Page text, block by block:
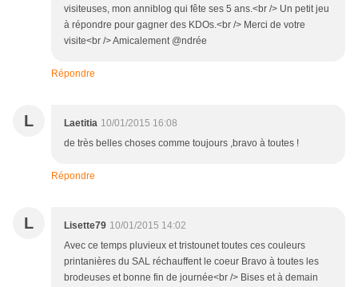
visiteuses, mon anniblog qui fête ses 5 ans.<br /> Un petit jeu
à répondre pour gagner des KDOs.<br /> Merci de votre
visite<br /> Amicalement @ndrée
Répondre
L Laetitia 10/01/2015 16:08
de très belles choses comme toujours ,bravo à toutes !
Répondre
L Lisette79 10/01/2015 14:02
Avec ce temps pluvieux et tristounet toutes ces couleurs
printanières du SAL réchauffent le coeur Bravo à toutes les
brodeuses et bonne fin de journée<br /> Bises et à demain